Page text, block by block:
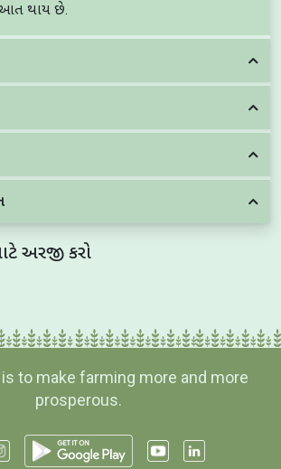
થાય છે.
અરજી કરો
to make farming more and more
prosperous.